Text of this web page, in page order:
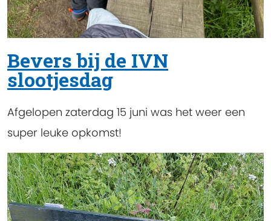
Bevers bij de IVN
slootjesdag
Afgelopen zaterdag 15 juni was het weer een
super leuke opkomst!